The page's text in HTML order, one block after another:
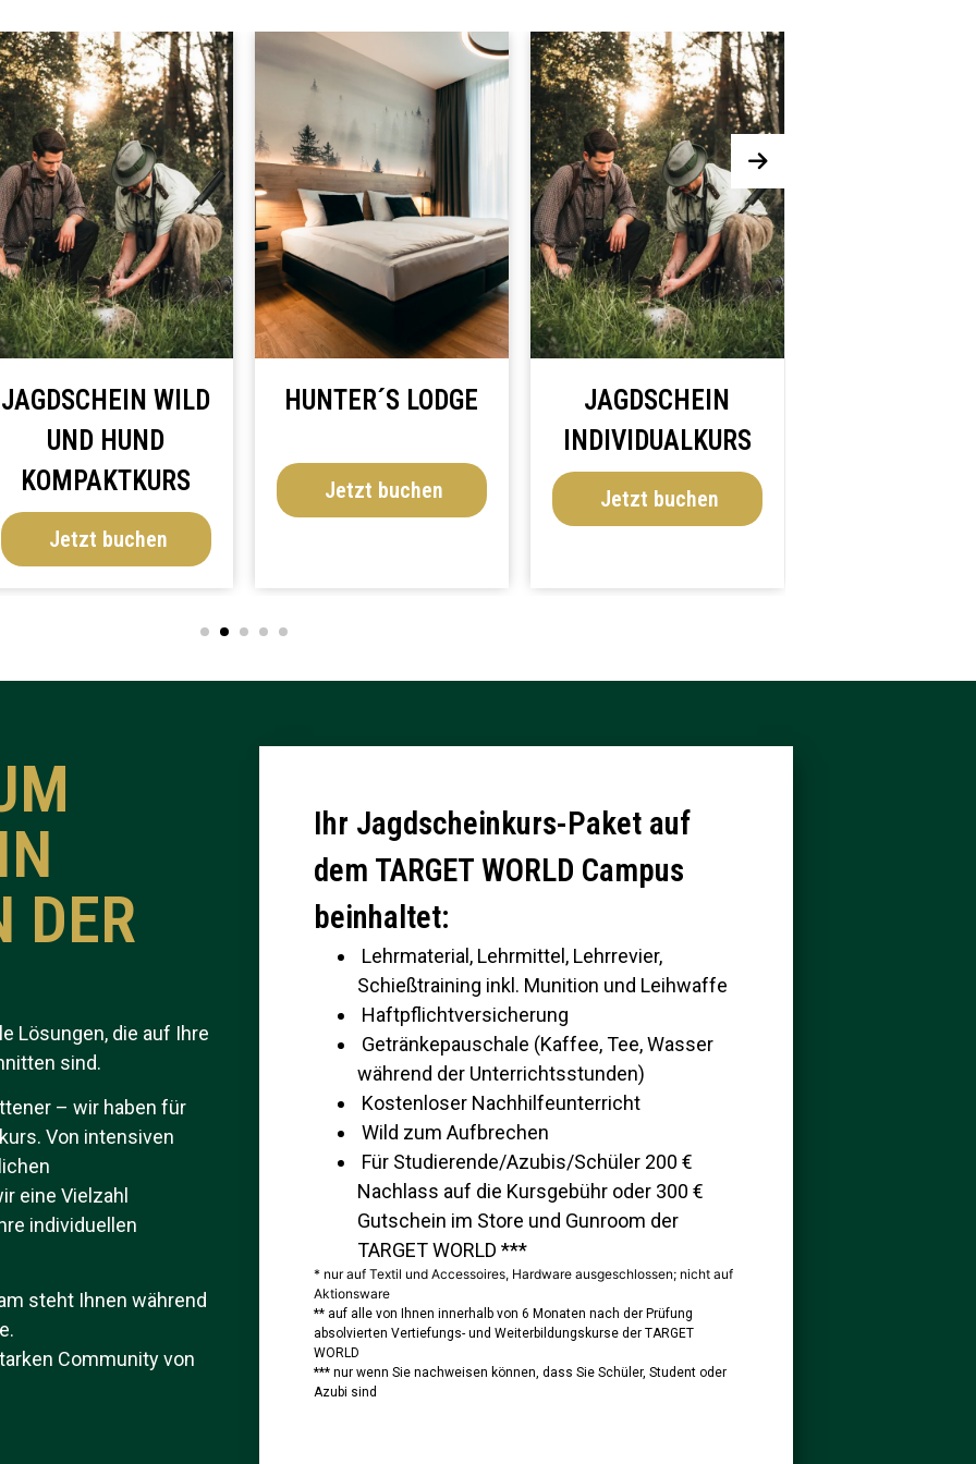
WILD
UND HUND
Jetzt buchen
HUNTER´S LODGE
Jetzt buchen
JAGDSCHEIN
INDIVIDUALKURS
Jetzt buchen
DER
Lösungen, die auf Ihre
sind.
– wir haben für
Von intensiven
eine Vielzahl
individuellen
steht Ihnen während
Community von
Ihr Jagdscheinkurs-Paket auf
dem TARGET WORLD Campus
beinhaltet:
Lehrmaterial, Lehrmittel, Lehrrevier,
Schießtraining inkl. Munition und Leihwaffe
Haftpflichtversicherung
Getränkepauschale (Kaffee, Tee, Wasser
während der Unterrichtsstunden)
Kostenloser Nachhilfeunterricht
Wild zum Aufbrechen
Für Studierende/Azubis/Schüler 200 €
Nachlass auf die Kursgebühr oder 300 €
Gutschein im Store und Gunroom der
TARGET WORLD ***
* nur auf Textil und Accessoires, Hardware ausgeschlossen; nicht auf
Aktionsware
** auf alle von Ihnen innerhalb von 6 Monaten nach der Prüfung
absolvierten Vertiefungs- und Weiterbildungskurse der TARGET
WORLD
*** nur wenn Sie nachweisen können, dass Sie Schüler, Student oder
Azubi sind